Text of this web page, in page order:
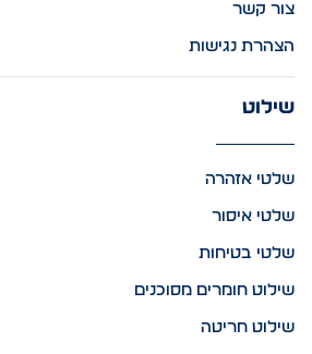
צור קשר
הצהרת נגישות
שילוט
שלטי אזהרה
שלטי איסור
שלטי בטיחות
שילוט חומרים מסוכנים
שילוט חריטה